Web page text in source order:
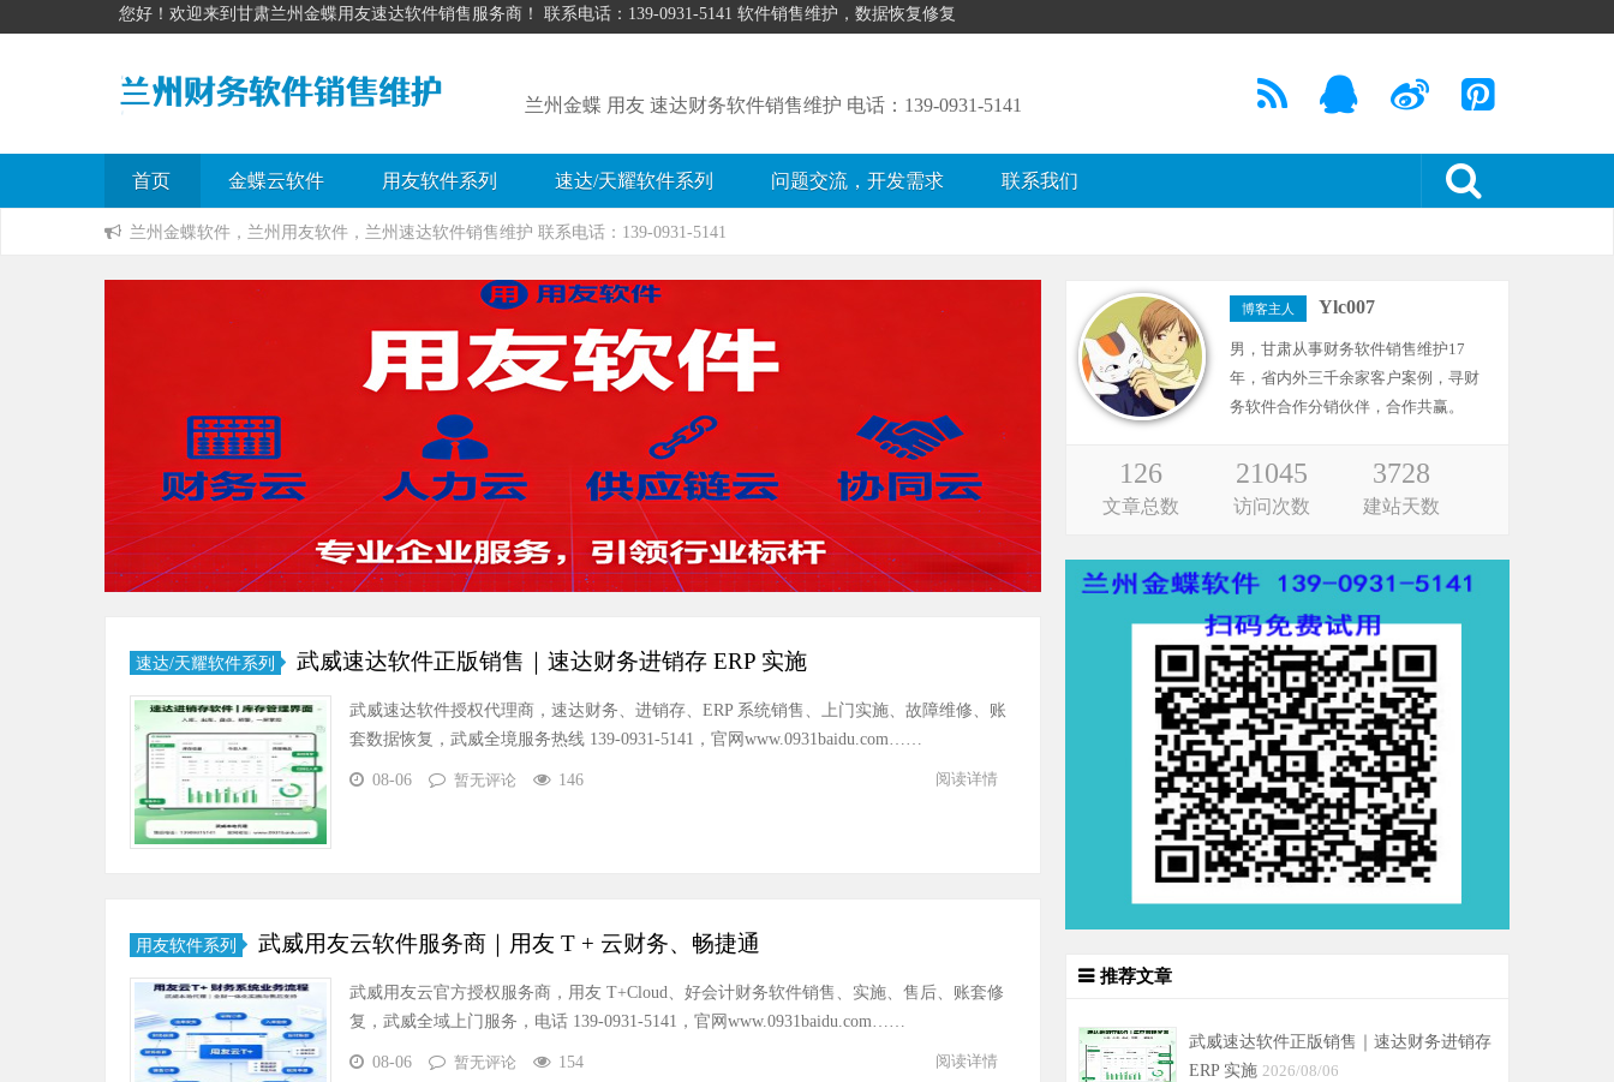
您好！欢迎来到甘肃兰州金蝶用友速达软件销售服务商！ 联系电话：139-0931-5141 软件销售维护，数据恢复修复
兰州金蝶 用友 速达财务软件销售维护 电话：139-0931-5141
首页 金蝶云软件 用友软件系列 速达/天耀软件系列 问题交流，开发需求 联系我们
兰州金蝶软件，兰州用友软件，兰州速达软件销售维护 联系电话：139-0931-5141
速达/天耀软件系列 武威速达软件正版销售｜速达财务进销存 ERP 实施
武威速达软件授权代理商，速达财务、进销存、ERP 系统销售、上门实施、故障维修、账
套数据恢复，武威全境服务热线 139-0931-5141，官网www.0931baidu.com……
08-06 暂无评论 146 阅读详情
用友软件系列 武威用友云软件服务商｜用友 T + 云财务、畅捷通
武威用友云官方授权服务商，用友 T+Cloud、好会计财务软件销售、实施、售后、账套修
复，武威全域上门服务，电话 139-0931-5141，官网www.0931baidu.com……
08-06 暂无评论 154 阅读详情
博客主人 Ylc007
男，甘肃从事财务软件销售维护17
年，省内外三千余家客户案例，寻财
务软件合作分销伙伴，合作共赢。
126
文章总数
21045
访问次数
3728
建站天数
推荐文章
武威速达软件正版销售｜速达财务进销存
ERP 实施 2026/08/06